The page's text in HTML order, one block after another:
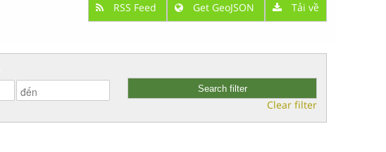
RSS Feed Get GeoJSON Tải về
Clear filter